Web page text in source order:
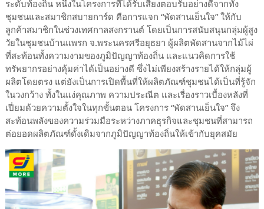
ระดับท้องถิ่น หนึ่งในโครงการที่ได้รับเสียงตอบรับอย่างดีจากทั้ง
ชุมชนและสมาชิกสบายการ์ด คือการแจก “พัดสานเย็นใจ” ให้กับ
ลูกค้าสมาชิกในช่วงเทศกาลสงกรานต์ โดยเป็นการสนับสนุนกลุ่มผู้สูง
วัยในชุมชนบ้านแพรก จ.พระนครศรีอยุธยา ผู้ผลิตพัดสานจากไม้ไผ่
ที่สะท้อนทั้งความงามของภูมิปัญญาท้องถิ่น และแนวคิดการใช้
ทรัพยากรอย่างคุ้มค่าได้เป็นอย่างดี ซึ่งไม่เพียงสร้างรายได้ให้กลุ่มผู้
ผลิตโดยตรง แต่ยังเป็นการเปิดพื้นที่ให้ผลิตภัณฑ์ชุมชนได้เป็นที่รู้จัก
ในวงกว้าง ทั้งในแง่คุณภาพ ความประณีต และเรื่องราวเบื้องหลังที่
เปี่ยมด้วยความตั้งใจในทุกขั้นตอน โครงการ “พัดสานเย็นใจ” จึง
สะท้อนพลังของความร่วมมือระหว่างภาคธุรกิจและชุมชนที่สามารถ
ต่อยอดผลิตภัณฑ์ดั้งเดิมจากภูมิปัญญาท้องถิ่นให้เข้ากับยุคสมัย